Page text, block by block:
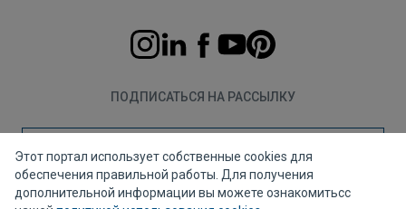
ПОДПИСАТЬСЯ НА РАССЫЛКУ
Подписаться
Этот портал использует собственные cookies для
обеспечения правильной работы. Для получения
дополнительной информации вы можете ознакомитьсс